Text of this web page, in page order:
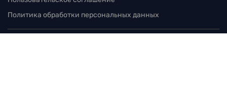
Политика обработки персональных данных